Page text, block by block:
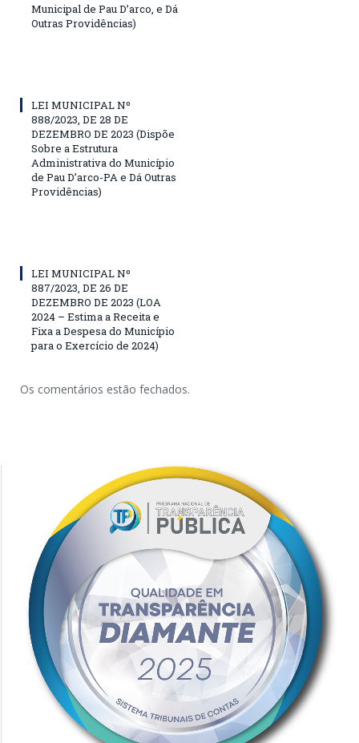
Municipal de Pau D’arco, e Dá
Outras Providências)
LEI MUNICIPAL Nº
888/2023, DE 28 DE
DEZEMBRO DE 2023 (Dispõe
Sobre a Estrutura
Administrativa do Município
de Pau D’arco-PA e Dá Outras
Providências)
LEI MUNICIPAL Nº
887/2023, DE 26 DE
DEZEMBRO DE 2023 (LOA
2024 – Estima a Receita e
Fixa a Despesa do Município
para o Exercício de 2024)
Os comentários estão fechados.